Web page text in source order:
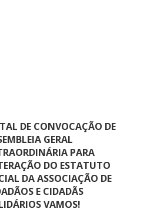
DE CONVOCAÇÃO DE
GERAL
PARA
DO ESTATUTO
DA ASSOCIAÇÃO DE
E CIDADÃS
VAMOS!